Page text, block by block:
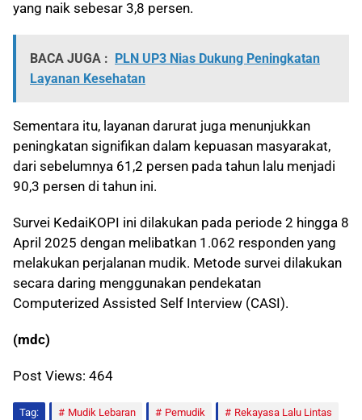
yang naik sebesar 3,8 persen.
BACA JUGA :
PLN UP3 Nias Dukung Peningkatan
Layanan Kesehatan
Sementara itu, layanan darurat juga menunjukkan
peningkatan signifikan dalam kepuasan masyarakat,
dari sebelumnya 61,2 persen pada tahun lalu menjadi
90,3 persen di tahun ini.
Survei KedaiKOPI ini dilakukan pada periode 2 hingga 8
April 2025 dengan melibatkan 1.062 responden yang
melakukan perjalanan mudik. Metode survei dilakukan
secara daring menggunakan pendekatan
Computerized Assisted Self Interview (CASI).
(mdc)
Post Views: 464
Tag: Mudik Lebaran Pemudik
Rekayasa Lalu Lintas